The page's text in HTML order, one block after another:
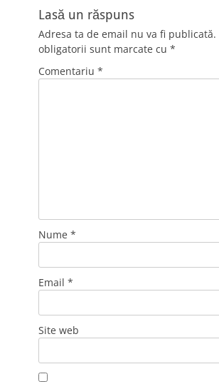
Lasă un răspuns
Adresa ta de email nu va fi publicată.
obligatorii sunt marcate cu *
Comentariu *
Nume *
Email *
Site web